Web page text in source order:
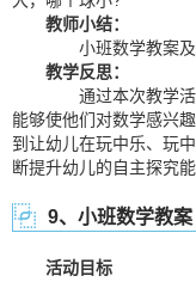
教师小结：
小班数学教案及
教学反思：
通过本次教学活
能够使他们对数学感兴
到让幼儿在玩中乐、玩
断提升幼儿的自主探究能
9、小班数学教
活动目标